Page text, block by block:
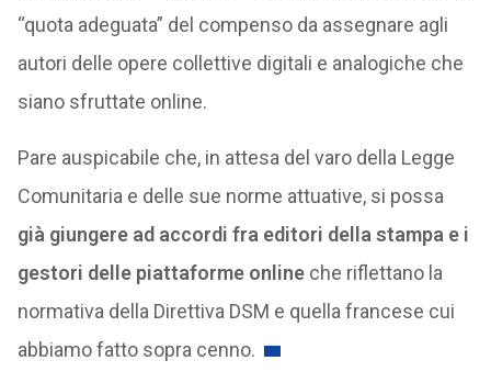
“quota adeguata” del compenso da assegnare agli
autori delle opere collettive digitali e analogiche che
siano sfruttate online.
Pare auspicabile che, in attesa del varo della Legge
Comunitaria e delle sue norme attuative, si possa
già giungere ad accordi fra editori della stampa e i
gestori delle piattaforme onlineche riflettano la
normativa della Direttiva DSM e quella francese cui
abbiamo fatto sopra cenno.